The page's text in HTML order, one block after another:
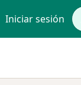
Iniciar sesión